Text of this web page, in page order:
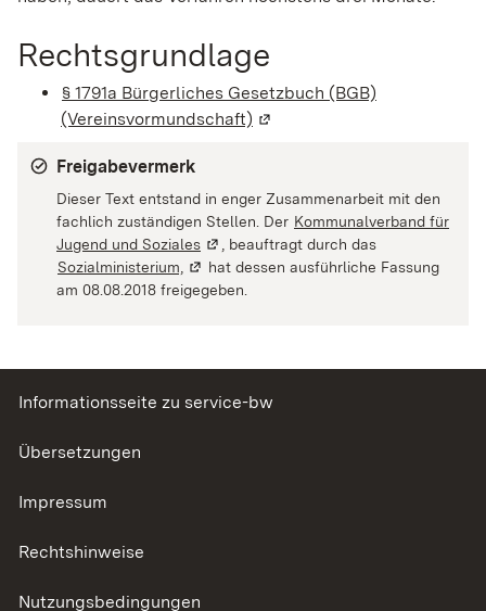
Rechtsgrundlage
§ 1791a Bürgerliches Gesetzbuch (BGB)
(Vereinsvormundschaft) (Wird in einem neuen
Freigabevermerk
Dieser Text entstand in enger Zusammenarbeit mit den
fachlich zuständigen Stellen. Der Kommunalverband für
Jugend und Soziales (Wird in einem neuen Fenster geöffnet)
, beauftragt durch das
Sozialministerium,
(Wird in einem neuen Fenster geöffnet)
hat dessen ausführliche Fassung
am 08.08.2018 freigegeben.
Informationsseite zu service-bw
Übersetzungen
Impressum
Rechtshinweise
Nutzungsbedingungen